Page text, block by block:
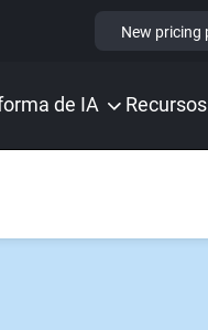
New pricing
de IA Recursos